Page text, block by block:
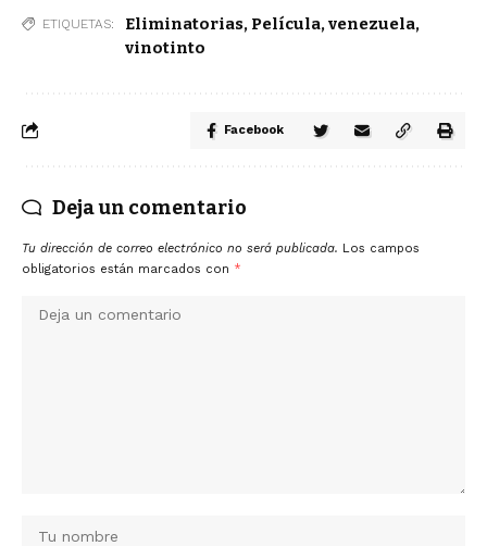
ETIQUETAS: Eliminatorias, Película, venezuela,
vinotinto
Facebook
Deja un comentario
Tu dirección de correo electrónico no será publicada. Los campos
obligatorios están marcados con *